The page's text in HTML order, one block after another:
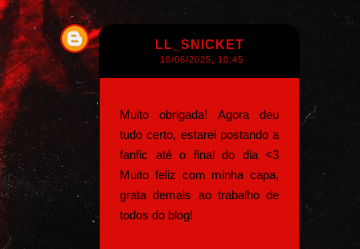
LL_SNICKET
10/06/2025, 10:45
Muito obrigada! Agora deu
tudo certo, estarei postando a
fanfic até o final do dia <3
Muito feliz com minha capa,
grata demais ao trabalho de
todos do blog!